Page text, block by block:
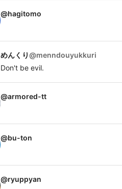
@hagitomo
めんくり@menndouyukkuri
Don't be evil.
@armored-tt
@bu-ton
@ryuppyan